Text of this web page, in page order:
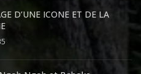
D’UNE ICONE ET DE LA